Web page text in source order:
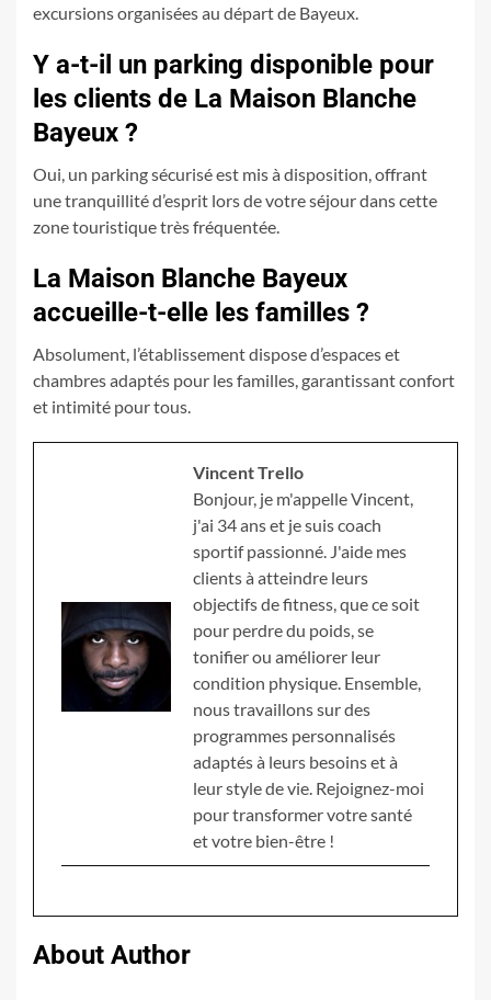
excursions organisées au départ de Bayeux.
Y a-t-il un parking disponible pour
les clients de La Maison Blanche
Bayeux ?
Oui, un parking sécurisé est mis à disposition, offrant
une tranquillité d’esprit lors de votre séjour dans cette
zone touristique très fréquentée.
La Maison Blanche Bayeux
accueille-t-elle les familles ?
Absolument, l’établissement dispose d’espaces et
chambres adaptés pour les familles, garantissant confort
et intimité pour tous.
Vincent Trello
Bonjour, je m'appelle Vincent,
j'ai 34 ans et je suis coach
sportif passionné. J'aide mes
clients à atteindre leurs
objectifs de fitness, que ce soit
pour perdre du poids, se
tonifier ou améliorer leur
condition physique. Ensemble,
nous travaillons sur des
programmes personnalisés
adaptés à leurs besoins et à
leur style de vie. Rejoignez-moi
pour transformer votre santé
et votre bien-être !
About Author